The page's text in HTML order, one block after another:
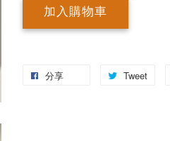
加入購物車
分享 Tweet